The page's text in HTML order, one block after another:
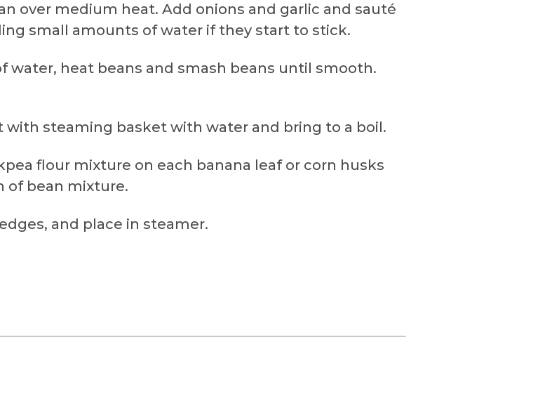
over medium heat. Add onions and garlic and sauté
small amounts of water if they start to stick.
water, heat beans and smash beans until smooth.
with steaming basket with water and bring to a boil.
flour mixture on each banana leaf or corn husks
of bean mixture.
and place in steamer.